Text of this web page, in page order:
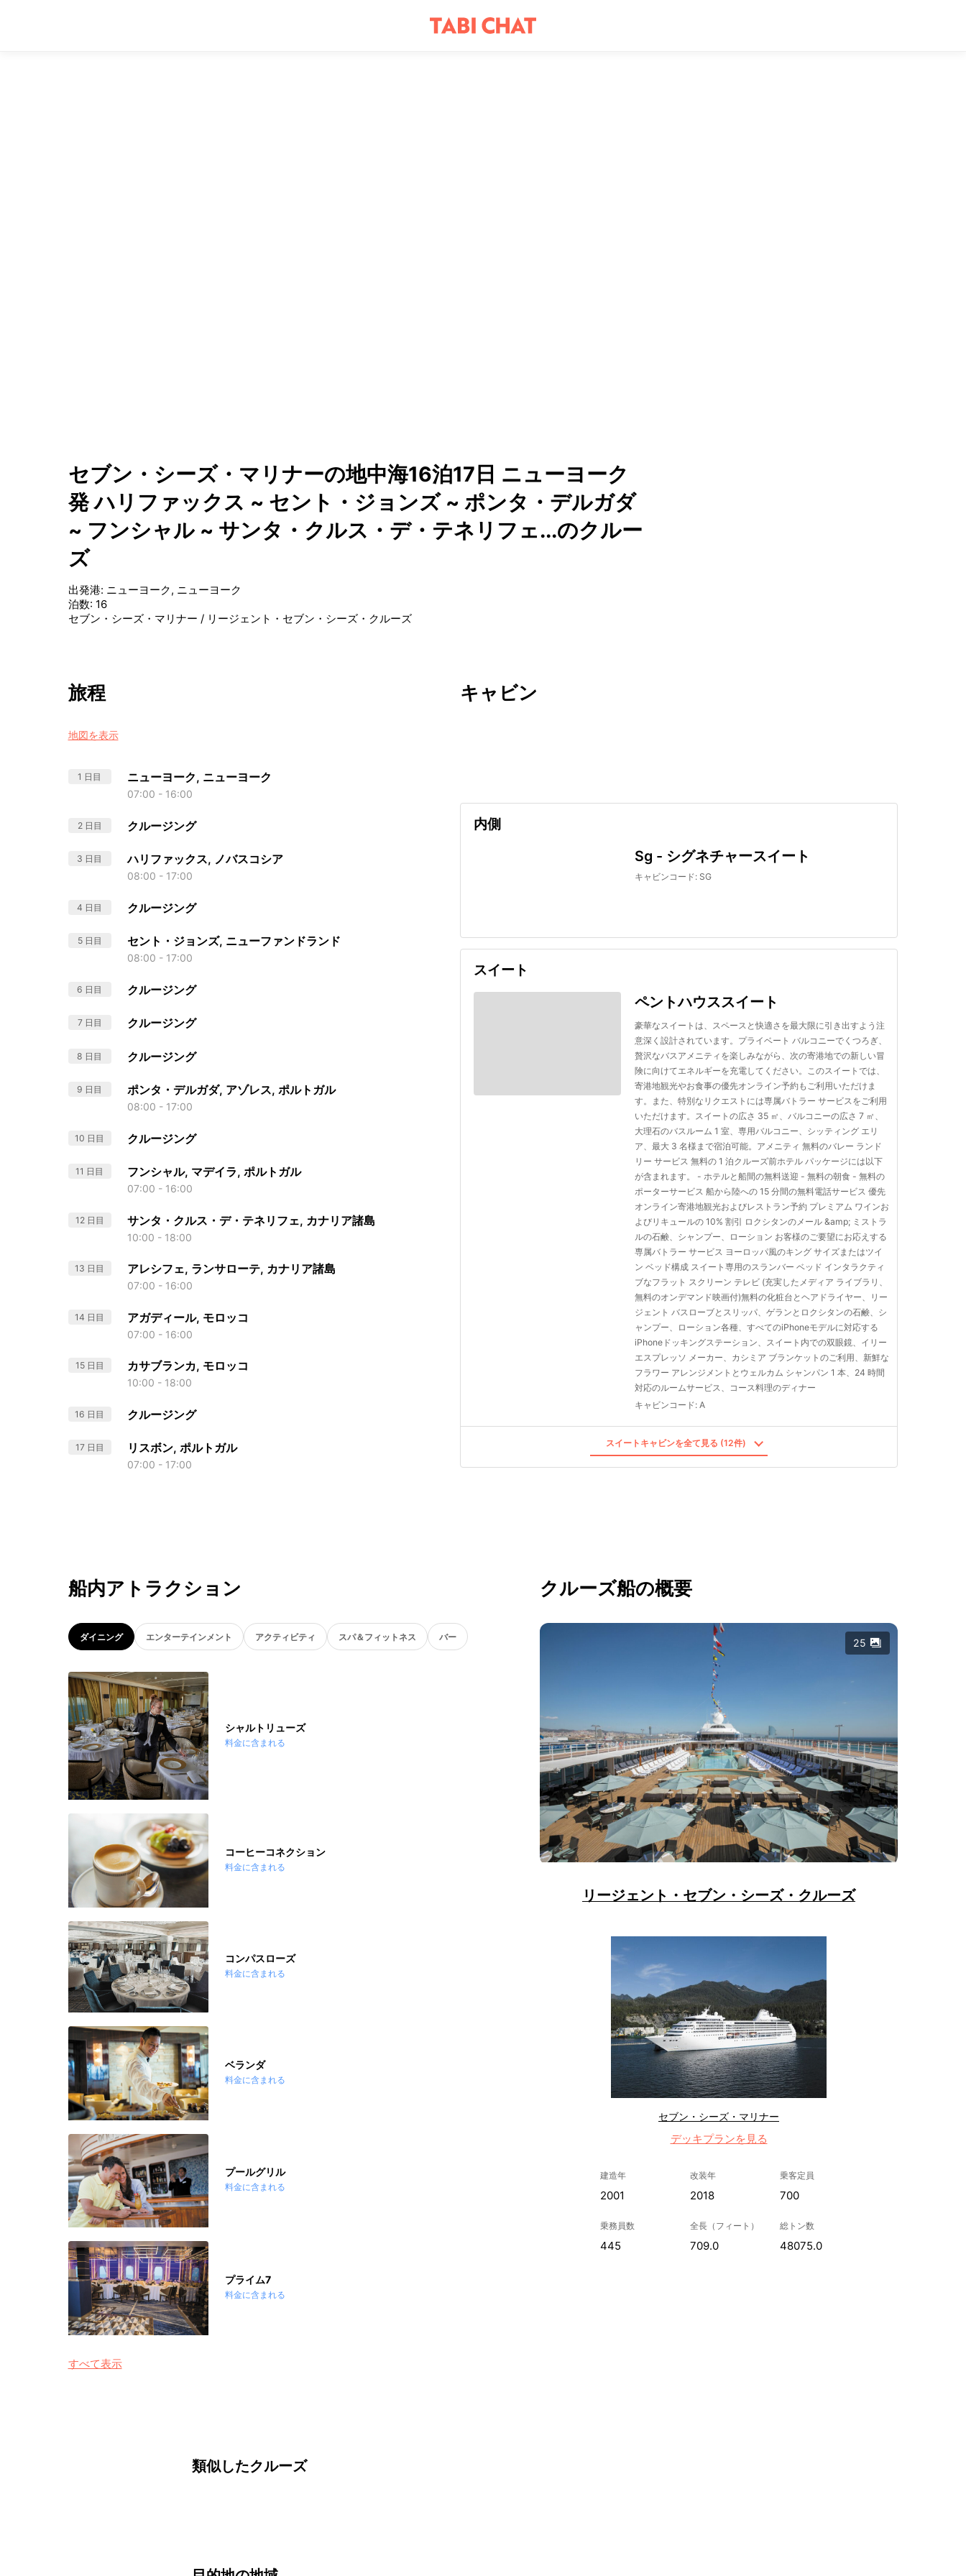
セブン・シーズ・マリナーの地中海16泊17日 ニューヨーク
発 ハリファックス ~ セント・ジョンズ ~ ポンタ・デルガダ
~ フンシャル ~ サンタ・クルス・デ・テネリフェ...のクルー
ズ
出発港: ニューヨーク, ニューヨーク
泊数: 16
セブン・シーズ・マリナー / リージェント・セブン・シーズ・クルーズ
旅程
地図を表示
1 日目 ニューヨーク, ニューヨーク
07:00 - 16:00
2 日目 クルージング
3 日目 ハリファックス, ノバスコシア
08:00 - 17:00
4 日目 クルージング
5 日目 セント・ジョンズ, ニューファンドランド
08:00 - 17:00
6 日目 クルージング
7 日目 クルージング
8 日目 クルージング
9 日目 ポンタ・デルガダ, アゾレス, ポルトガル
08:00 - 17:00
10 日目 クルージング
11 日目 フンシャル, マデイラ, ポルトガル
07:00 - 16:00
12 日目 サンタ・クルス・デ・テネリフェ, カナリア諸島
10:00 - 18:00
13 日目 アレシフェ, ランサローテ, カナリア諸島
07:00 - 16:00
14 日目 アガディール, モロッコ
07:00 - 16:00
15 日目 カサブランカ, モロッコ
10:00 - 18:00
16 日目 クルージング
17 日目 リスボン, ポルトガル
07:00 - 17:00
キャビン
内側
Sg - シグネチャースイート
キャビンコード: SG
スイート
ペントハウススイート
豪華なスイートは、スペースと快適さを最大限に引き出すよう注
意深く設計されています。プライベート バルコニーでくつろぎ、
贅沢なバスアメニティを楽しみながら、次の寄港地での新しい冒
険に向けてエネルギーを充電してください。このスイートでは、
寄港地観光やお食事の優先オンライン予約もご利用いただけま
す。また、特別なリクエストには専属バトラー サービスをご利用
いただけます。スイートの広さ 35 ㎡、バルコニーの広さ 7 ㎡、
大理石のバスルーム 1 室、専用バルコニー、シッティング エリ
ア、最大 3 名様まで宿泊可能。アメニティ 無料のバレー ランド
リー サービス 無料の 1 泊クルーズ前ホテル パッケージには以下
が含まれます。 - ホテルと船間の無料送迎 - 無料の朝食 - 無料の
ポーターサービス 船から陸への 15 分間の無料電話サービス 優先
オンライン寄港地観光およびレストラン予約 プレミアム ワインお
よびリキュールの 10% 割引 ロクシタンのメール &amp; ミストラ
ルの石鹸、シャンプー、ローション お客様のご要望にお応えする
専属バトラー サービス ヨーロッパ風のキング サイズまたはツイ
ン ベッド構成 スイート専用のスランバー ベッド インタラクティ
ブなフラット スクリーン テレビ (充実したメディア ライブラリ、
無料のオンデマンド映画付)無料の化粧台とヘアドライヤー、リー
ジェント バスローブとスリッパ、ゲランとロクシタンの石鹸、シ
ャンプー、ローション各種、すべてのiPhoneモデルに対応する
iPhoneドッキングステーション、スイート内での双眼鏡、イリー
エスプレッソ メーカー、カシミア ブランケットのご利用、新鮮な
フラワー アレンジメントとウェルカム シャンパン 1 本、24 時間
対応のルームサービス、コース料理のディナー
キャビンコード: A
スイートキャビンを全て見る (12件)
船内アトラクション
ダイニング エンターテインメント アクティビティ スパ＆フィットネス バー
シャルトリューズ
料金に含まれる
コーヒーコネクション
料金に含まれる
コンパスローズ
料金に含まれる
ベランダ
料金に含まれる
プールグリル
料金に含まれる
プライム7
料金に含まれる
すべて表示
クルーズ船の概要
25
リージェント・セブン・シーズ・クルーズ
セブン・シーズ・マリナー
デッキプランを見る
建造年
2001
改装年
2018
乗客定員
700
乗務員数
445
全長（フィート）
709.0
総トン数
48075.0
類似したクルーズ